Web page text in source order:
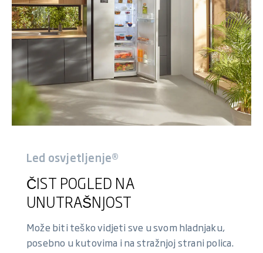
Led osvjetljenje®
ČIST POGLED NA
UNUTRAŠNJOST
Može biti teško vidjeti sve u svom hladnjaku,
posebno u kutovima i na stražnjoj strani polica.